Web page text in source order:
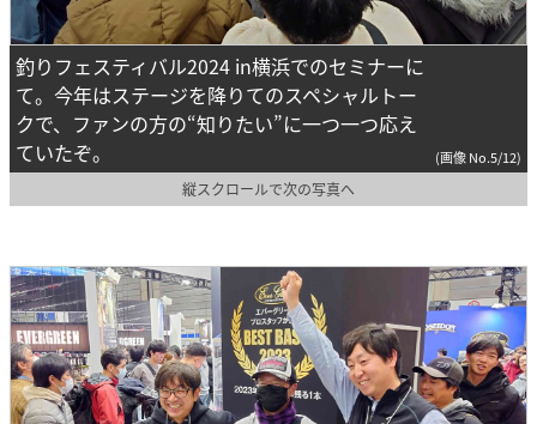
釣りフェスティバル2024 in横浜でのセミナーに
て。今年はステージを降りてのスペシャルトー
クで、ファンの方の“知りたい”に一つ一つ応え
ていたぞ。
(画像 No.5/12)
縦スクロールで次の写真へ